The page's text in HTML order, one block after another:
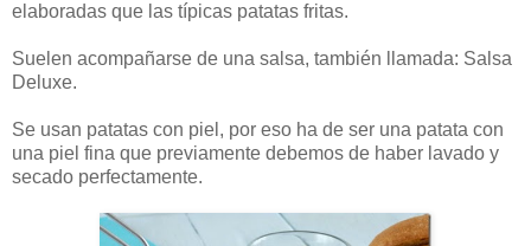
elaboradas que las típicas patatas fritas.
Suelen acompañarse de una salsa, también llamada: Salsa
Deluxe.
Se usan patatas con piel, por eso ha de ser una patata con
una piel fina que previamente debemos de haber lavado y
secado perfectamente.